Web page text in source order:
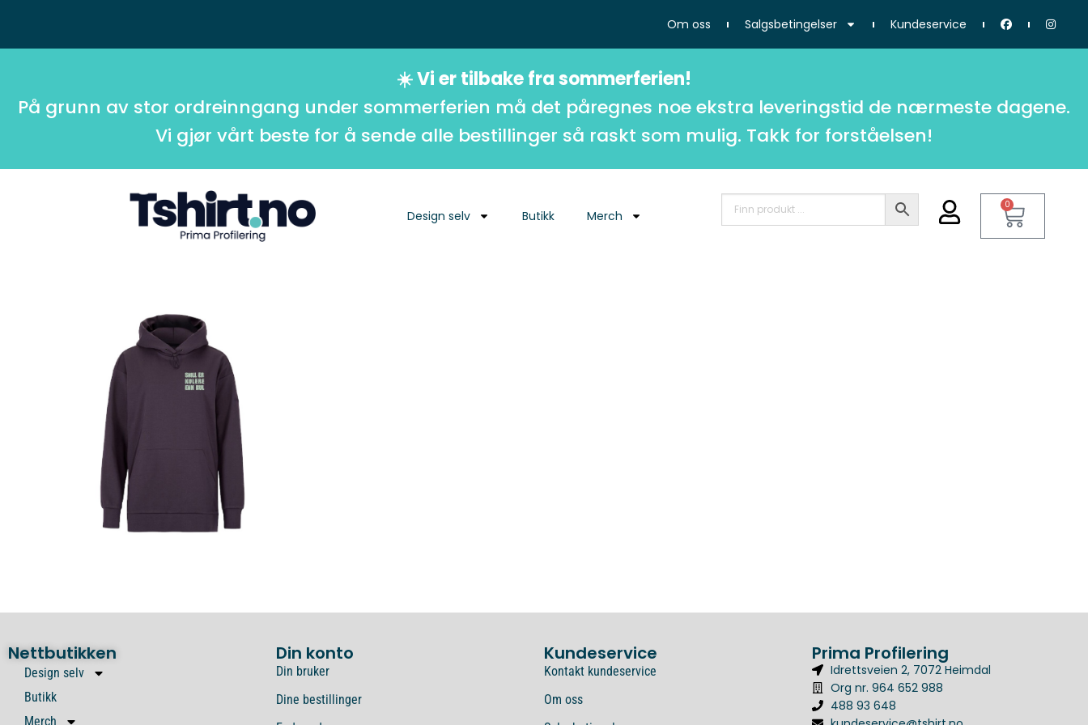
Om oss Salgsbetingelser Kundeservice
☀️ Vi er tilbake fra sommerferien!
På grunn av stor ordreinngang under sommerferien må det påregnes noe ekstra leveringstid de nærmeste dagene.
Vi gjør vårt beste for å sende alle bestillinger så raskt som mulig. Takk for forståelsen!
Design selv Butikk Merch
0
Nettbutikken Din konto Kundeservice Prima Profilering
Design selv
Butikk
Merch
Din bruker
Dine bestillinger
Kontakt kundeservice
Om oss
Idrettsveien 2, 7072 Heimdal
Org nr. 964 652 988
488 93 648